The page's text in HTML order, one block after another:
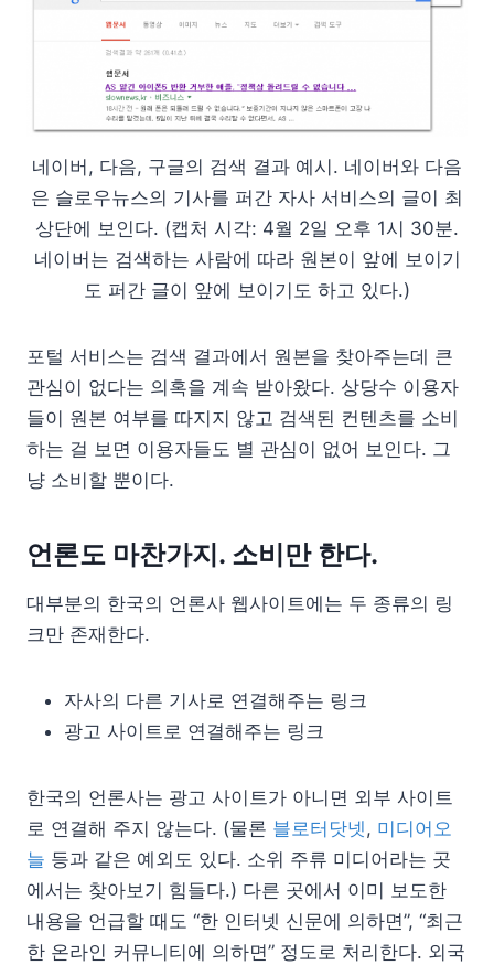
네이버, 다음, 구글의 검색 결과 예시. 네이버와 다음
은 슬로우뉴스의 기사를 퍼간 자사 서비스의 글이 최
상단에 보인다. (캡처 시각: 4월 2일 오후 1시 30분.
네이버는 검색하는 사람에 따라 원본이 앞에 보이기
도 퍼간 글이 앞에 보이기도 하고 있다.)
포털 서비스는 검색 결과에서 원본을 찾아주는데 큰
관심이 없다는 의혹을 계속 받아왔다. 상당수 이용자
들이 원본 여부를 따지지 않고 검색된 컨텐츠를 소비
하는 걸 보면 이용자들도 별 관심이 없어 보인다. 그
냥 소비할 뿐이다.
언론도 마찬가지. 소비만 한다.
대부분의 한국의 언론사 웹사이트에는 두 종류의 링
크만 존재한다.
자사의 다른 기사로 연결해주는 링크
광고 사이트로 연결해주는 링크
한국의 언론사는 광고 사이트가 아니면 외부 사이트
로 연결해 주지 않는다. (물론 블로터닷넷, 미디어오
늘 등과 같은 예외도 있다. 소위 주류 미디어라는 곳
에서는 찾아보기 힘들다.) 다른 곳에서 이미 보도한
내용을 언급할 때도 “한 인터넷 신문에 의하면”, “최근
한 온라인 커뮤니티에 의하면” 정도로 처리한다. 외국